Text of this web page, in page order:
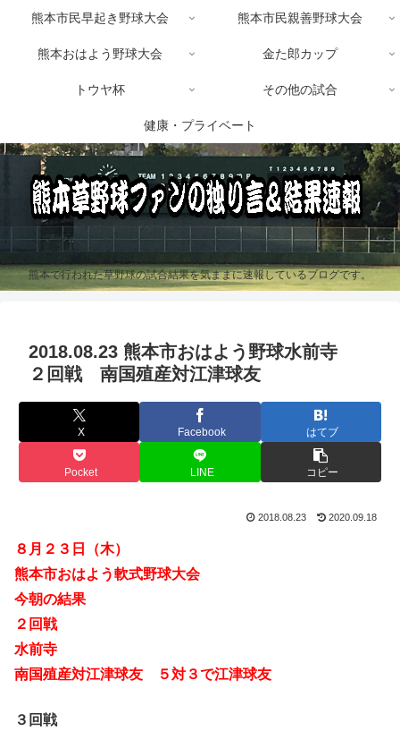
熊本で行われた草野球の試合結果を気ままに速報しているブログです。
熊本市民早起き野球大会 熊本市民親善野球大会
熊本おはよう野球大会 金た郎カップ
トウヤ杯 その他の試合
健康・プライベート
2018.08.23 熊本市おはよう野球水前寺
２回戦 南国殖産対江津球友
X Facebook はてブ
Pocket LINE コピー
2018.08.23 2020.09.18
８月２３日（木）
熊本市おはよう軟式野球大会
今朝の結果
２回戦
水前寺
南国殖産対江津球友 ５対３で江津球友
３回戦